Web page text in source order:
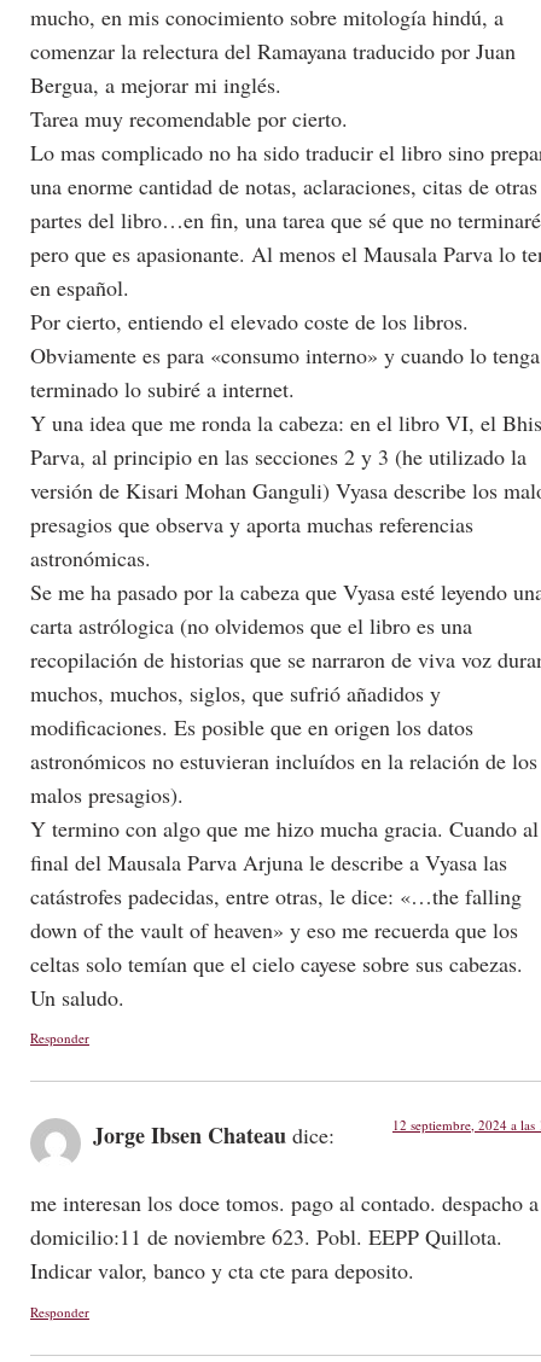
mucho, en mis conocimiento sobre mitología hindú, a
comenzar la relectura del Ramayana traducido por Juan
Bergua, a mejorar mi inglés.
Tarea muy recomendable por cierto.
Lo mas complicado no ha sido traducir el libro sino
una enorme cantidad de notas, aclaraciones, citas de otras
partes del libro…en fin, una tarea que sé que no terminaré
pero que es apasionante. Al menos el Mausala Parva lo
en español.
Por cierto, entiendo el elevado coste de los libros.
Obviamente es para «consumo interno» y cuando lo tenga
terminado lo subiré a internet.
Y una idea que me ronda la cabeza: en el libro VI, el
Parva, al principio en las secciones 2 y 3 (he utilizado la
versión de Kisari Mohan Ganguli) Vyasa describe los
presagios que observa y aporta muchas referencias
astronómicas.
Se me ha pasado por la cabeza que Vyasa esté leyendo
carta astrólogica (no olvidemos que el libro es una
recopilación de historias que se narraron de viva voz
muchos, muchos, siglos, que sufrió añadidos y
modificaciones. Es posible que en origen los datos
astronómicos no estuvieran incluídos en la relación de los
malos presagios).
Y termino con algo que me hizo mucha gracia. Cuando al
final del Mausala Parva Arjuna le describe a Vyasa las
catástrofes padecidas, entre otras, le dice: «…the falling
down of the vault of heaven» y eso me recuerda que los
celtas solo temían que el cielo cayese sobre sus cabezas.
Un saludo.
Responder
Jorge Ibsen Chateau dice: 12 septiembre, 2024 a las
me interesan los doce tomos. pago al contado. despacho a
domicilio:11 de noviembre 623. Pobl. EEPP Quillota.
Indicar valor, banco y cta cte para deposito.
Responder